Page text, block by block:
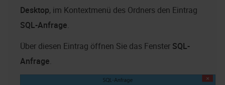
Desktop, im Kontextmenü des Ordners den Eintrag
SQL-Anfrage.
Über diesen Eintrag öffnen Sie das Fenster SQL-
Anfrage.